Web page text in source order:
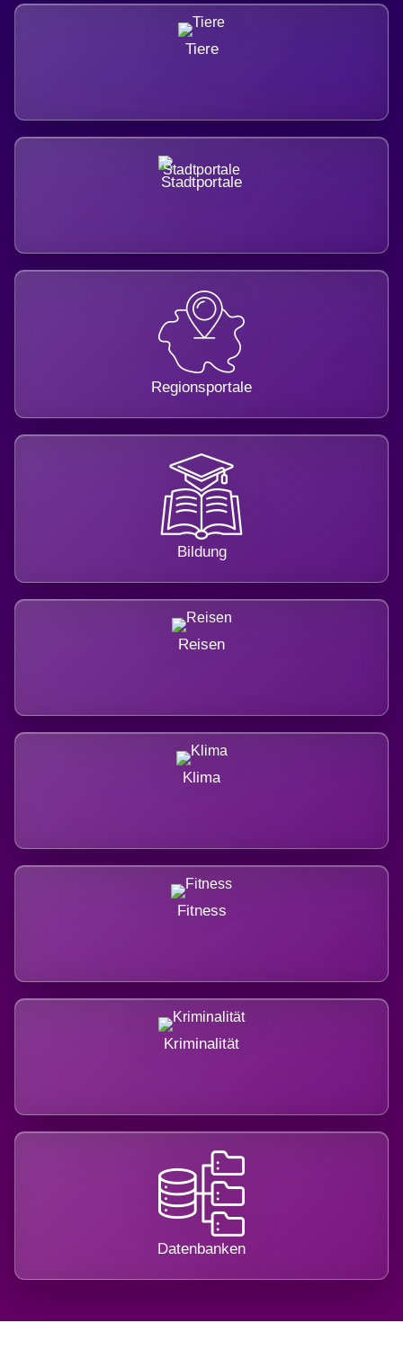
Tiere
Stadtportale
Regionsportale
Bildung
Reisen
Klima
Fitness
Kriminalität
Datenbanken